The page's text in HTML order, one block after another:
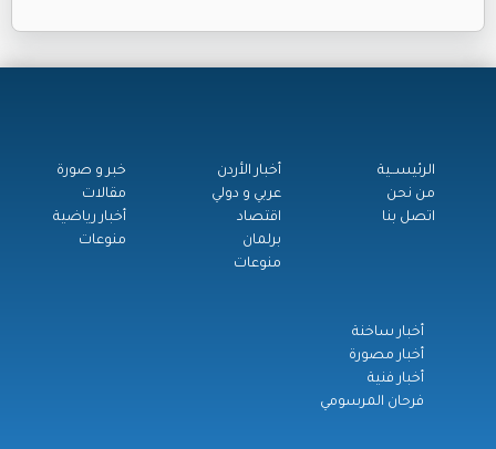
الرئيســية
من نحن
اتصل بنا
أخبار الأردن
عربي و دولي
اقتصاد
برلمان
منوعات
خبر و صورة
مقالات
أخبار رياضية
منوعات
أخبار ساخنة
أخبار مصورة
أخبار فنية
فرحان المرسومي